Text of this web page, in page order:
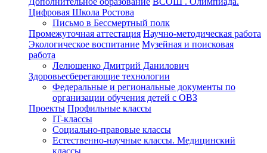
Цифровая Школа Ростова
Письмо в Бессмертный полк
Промежуточная аттестация Научно-методическая работа
Экологическое воспитание Музейная и поисковая
работа
Лелюшенко Дмитрий Данилович
Здоровьесберегающие технологии
Федеральные и региональные документы по
организации обучения детей с ОВЗ
Проекты Профильные классы
IT-классы
Социально-правовые классы
Естественно-научные классы. Медицинский
классы.